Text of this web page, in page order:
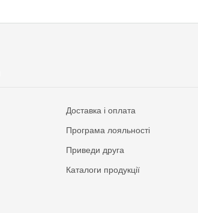
Доставка і оплата
Програма лояльності
Приведи друга
Каталоги продукції